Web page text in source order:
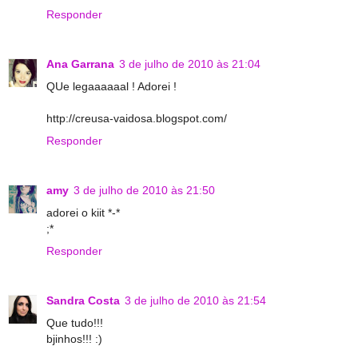
Responder
Ana Garrana 3 de julho de 2010 às 21:04
QUe legaaaaaal ! Adorei !
http://creusa-vaidosa.blogspot.com/
Responder
amy 3 de julho de 2010 às 21:50
adorei o kiit *-*
;*
Responder
Sandra Costa 3 de julho de 2010 às 21:54
Que tudo!!!
bjinhos!!! :)